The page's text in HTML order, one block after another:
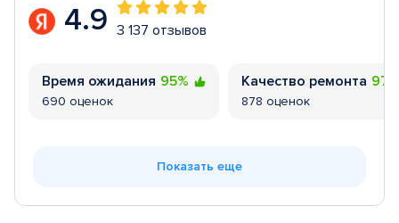
4.9 3 137 отзывов
Время ожидания 95%
690 оценок
Качество ремонта
878 оценок
Показать еще